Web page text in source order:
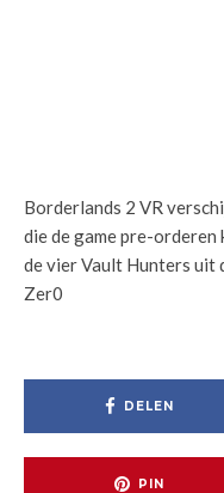
Borderlands 2 VR
die de game pre-
de vier Vault Hunters uit
Zer0
DELEN
PIN